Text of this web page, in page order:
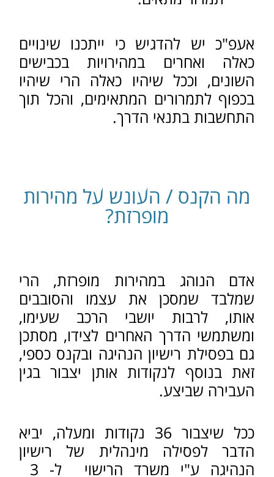
הדבר לפסילה מינהלית של רישיון
הנהיגה ע"י משרד הרישוי ל- 3
חודשים ויאלץ לעבור בהצלחה מבחן
תאוריה כתנאי לקבלת רישיונו בחזרה,
חודשים, זאת בנוסף לזימונו לבדיקות
במכון הרפואי ויאלץ לעמוד בהצלחה
במבחן תאוריה ובמבחן מעשי , כל זאת
ותלויים בחומרת העבירה.
מדרג הענישה משתנה בין דרך
בנהיגה במהירות הגבוהה מהמותר
- ב-20 קמ"ש בדרך עירונית, או ב-25
קמ"ש בדרך בין עירונית - קנס של 250
₪ ו- 0 נקודות.
בנהיגה במהירות הגבוהה מהמותר - ב-
30-21 קמ"ש בדרך עירונית או ב- 40-
26 קמ"ש בדרך בין עירונית - קנס
בשיעור 750 ₪, ו- 8 נקודות.
40-31 קמ"ש בדרך עירונית או ב- 50-
41 קמ"ש בדרך בין עירונית - קנס
בשיעור 1500 ₪, ו- 10 נקודות.